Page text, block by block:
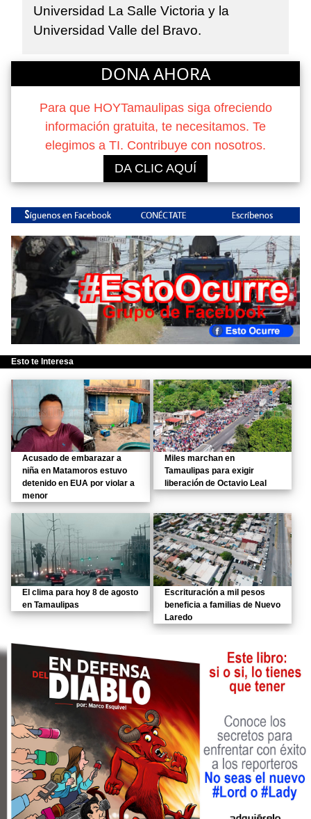
Universidad La Salle Victoria y la
Universidad Valle del Bravo.
DONA AHORA
Para que HOYTamaulipas siga ofreciendo
información gratuita, te necesitamos. Te
elegimos a TI. Contribuye con nosotros.
DA CLIC AQUÍ
Esto te Interesa
Acusado de embarazar a
niña en Matamoros estuvo
detenido en EUA por violar a
menor
Miles marchan en
Tamaulipas para exigir
liberación de Octavio Leal
El clima para hoy 8 de agosto
en Tamaulipas
Escrituración a mil pesos
beneficia a familias de Nuevo
Laredo